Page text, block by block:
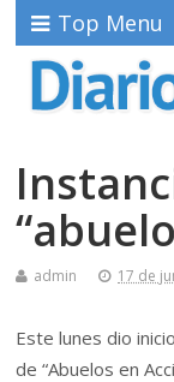
Top Menu
admin 17 de
Este lunes dio
de “Abuelos en